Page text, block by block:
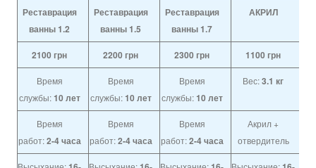
Реставрация
ванны 1.2
Реставрация
ванны 1.5
Реставрация
ванны 1.7
АКРИЛ
2100 грн 2200 грн 2300 грн 1100 грн
Время
службы:10 лет
Время
службы:10 лет
Время
службы:10 лет
Вес:3.1 кг
Время
работ:2-4 часа
Время
работ:2-4 часа
Время
работ:2-4 часа
Акрил +
отвердитель